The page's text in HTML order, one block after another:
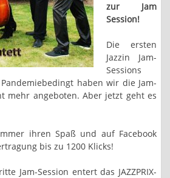
zur Jam
Session!
Die ersten
Jazzin Jam-
Sessions
haben wir die Jam-
mehr angeboten. Aber jetzt geht es
ihren Spaß und auf Facebook
bis zu 1200 Klicks!
Jam-Session entert das JAZZPRIX-